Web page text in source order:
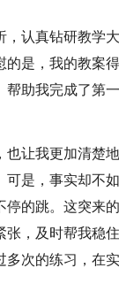
认真钻研教学
是，我的教案
助我完成了第
让我更加清楚
是，事实却不
的跳。这突来
，及时帮我稳
次的练习，在